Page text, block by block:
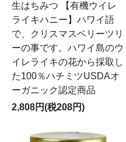
生はちみつ 【有機ウイレ
ライキハニー】ハワイ語
で、クリスマスベリーツリ
ーの事です。ハワイ島のウ
イレライキの花から採取し
た100％ハチミツUSDAオ
ーガニック認定商品
2,808円(税208円)